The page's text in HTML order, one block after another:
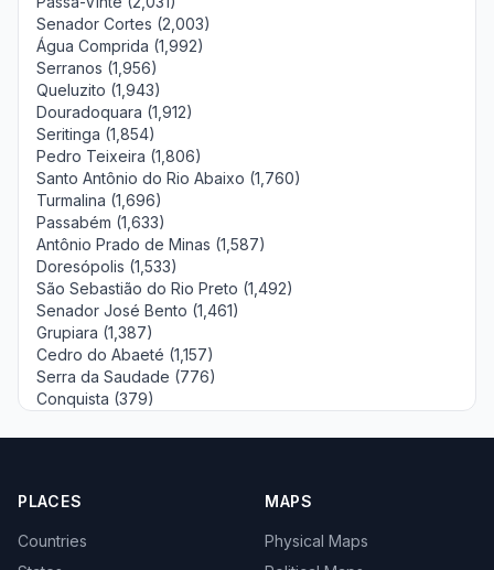
Senador Cortes (2,003)
Água Comprida (1,992)
Serranos (1,956)
Queluzito (1,943)
Douradoquara (1,912)
Seritinga (1,854)
Pedro Teixeira (1,806)
Santo Antônio do Rio Abaixo (1,760)
Turmalina (1,696)
Passabém (1,633)
Antônio Prado de Minas (1,587)
Doresópolis (1,533)
São Sebastião do Rio Preto (1,492)
Senador José Bento (1,461)
Grupiara (1,387)
Cedro do Abaeté (1,157)
Serra da Saudade (776)
Conquista (379)
PLACES
Countries
MAPS
Physical Maps